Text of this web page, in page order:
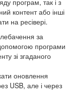
програм, так і з
контент або інші
на ресівері.
за
програми
зі згаданого
оновлення
USB, але і через